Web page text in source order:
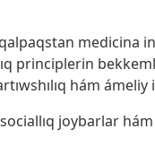
medicina
principlerin
hám
joybarlar